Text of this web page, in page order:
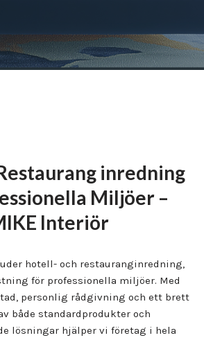
inredning
Miljöer –
Interiör
hotell- och restauranginredning,
för professionella miljöer. Med
personlig rådgivning och ett brett
både standardprodukter och
lösningar hjälper vi företag i hela